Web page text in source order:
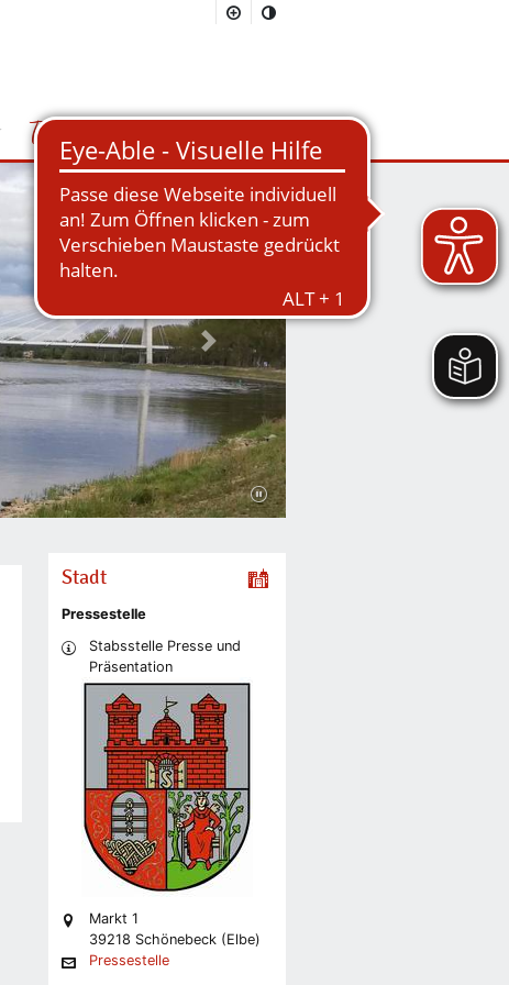
Tourismus Suchmaske öffnen/schließen
Nächstes Bild
Stadt
Pressestelle
Stabsstelle Presse und
Präsentation
Markt 1
39218 Schönebeck (Elbe)
Pressestelle